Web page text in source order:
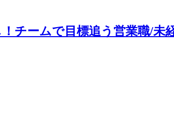
チームで目標追う営業職/未